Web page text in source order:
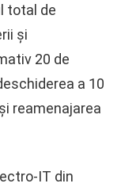
total de
şi
20 de
a 10
reamenajarea
IT din